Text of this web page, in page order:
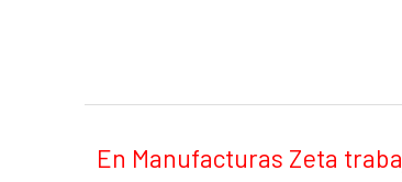
En Manufacturas Zeta